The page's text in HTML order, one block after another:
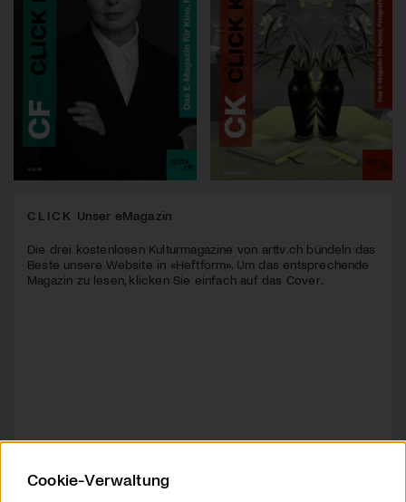
CLICK Unser eMagazin
Die drei kostenlosen Kulturmagazine von arttv.ch bündeln das
Beste unsere Website in «Heftform». Um das entsprechende
Magazin zu lesen, klicken Sie einfach auf das Cover.
Cookie-Verwaltung